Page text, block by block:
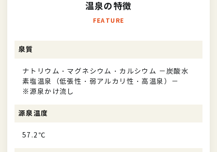
温泉の特徴
FEATURE
泉質
ナトリウム・マグネシウム・カルシウム －炭酸水
素塩温泉（低張性・弱アルカリ性・高温泉）－
※源泉かけ流し
源泉温度
57.2℃